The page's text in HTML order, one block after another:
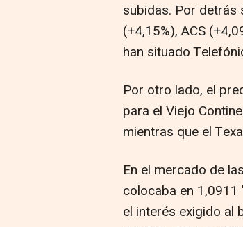
subidas. Por detrás
(+4,15%), ACS
han situado
Por otro lado, el
para el Viejo
mientras que el
En el mercado de
colocaba en
el interés exigido al